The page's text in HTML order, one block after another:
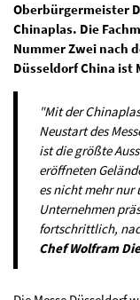
Oberbürgermeister
Chinaplas. Die
Nummer Zwei nach
Düsseldorf China ist
"Mit der
Neustart des
ist die größte
eröffneten
es nicht mehr
Unternehmen
fortschrittlich,
Chef Wolfram